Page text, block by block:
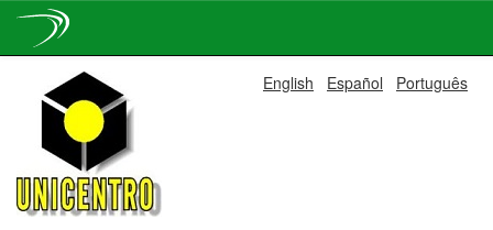
navigation
English Español Português